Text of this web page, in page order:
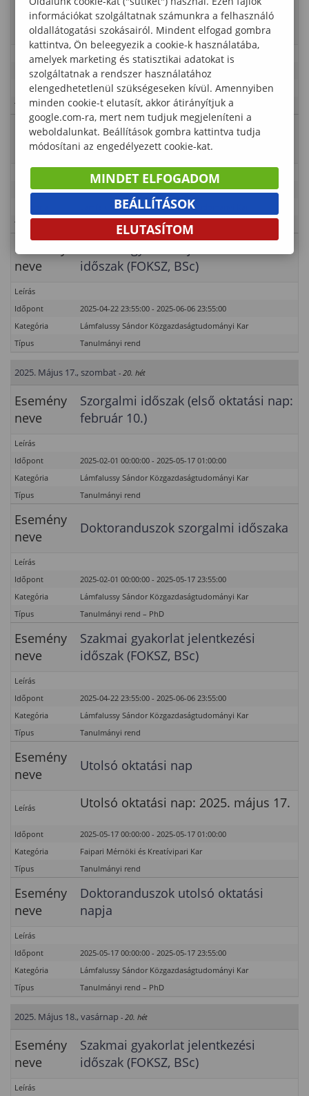
Esemény
neve
Szorgalmi időszak (első oktatási nap:
február 10.)
Időpont
2025-02-01 00:00:00 - 2025-05-17 01:00:00
Kategória
Lámfalussy Sándor Közgazdaságtudományi Kar
Típus
Tanulmányi rend
Esemény
neve
Doktoranduszok szorgalmi időszaka
Időpont
2025-02-01 00:00:00 - 2025-05-17 23:55:00
Lámfalussy Sándor Közgazdaságtudományi Kar
Típus
Tanulmányi rend – PhD
Esemény
neve
időszak (FOKSZ, BSc)
Leírás
Időpont
2025-04-22 23:55:00 - 2025-06-06 23:55:00
Kategória
Lámfalussy Sándor Közgazdaságtudományi Kar
Típus
Tanulmányi rend
2025. Május 17., szombat - 20. hét
Esemény
neve
Szorgalmi időszak (első oktatási nap:
február 10.)
Leírás
Időpont
2025-02-01 00:00:00 - 2025-05-17 01:00:00
Kategória
Lámfalussy Sándor Közgazdaságtudományi Kar
Típus
Tanulmányi rend
Esemény
neve
Doktoranduszok szorgalmi időszaka
Leírás
Időpont
2025-02-01 00:00:00 - 2025-05-17 23:55:00
Kategória
Lámfalussy Sándor Közgazdaságtudományi Kar
Típus
Tanulmányi rend – PhD
Esemény
neve
Szakmai gyakorlat jelentkezési
időszak (FOKSZ, BSc)
Leírás
Időpont
2025-04-22 23:55:00 - 2025-06-06 23:55:00
Kategória
Lámfalussy Sándor Közgazdaságtudományi Kar
Típus
Tanulmányi rend
Esemény
neve
Utolsó oktatási nap
Leírás Utolsó oktatási nap: 2025. május 17.
Időpont
2025-05-17 00:00:00 - 2025-05-17 01:00:00
Kategória
Faipari Mérnöki és Kreatívipari Kar
Típus
Tanulmányi rend
Esemény
neve
Doktoranduszok utolsó oktatási
napja
Leírás
Időpont
2025-05-17 00:00:00 - 2025-05-17 23:55:00
Kategória
Lámfalussy Sándor Közgazdaságtudományi Kar
Típus
Tanulmányi rend – PhD
2025. Május 18., vasárnap - 20. hét
Esemény
neve
Szakmai gyakorlat jelentkezési
időszak (FOKSZ, BSc)
Leírás
információkat szolgáltatnak számunkra a felhasználó
oldallátogatási szokásairól. Mindent elfogad gombra
kattintva, Ön beleegyezik a cookie-k használatába,
amelyek marketing és statisztikai adatokat is
szolgáltatnak a rendszer használatához
elengedhetetlenül szükségeseken kívül. Amennyiben
minden cookie-t elutasít, akkor átirányítjuk a
google.com-ra, mert nem tudjuk megjeleníteni a
weboldalunkat. Beállítások gombra kattintva tudja
módosítani az engedélyezett cookie-kat.
MINDET ELFOGADOM
BEÁLLÍTÁSOK
ELUTASÍTOM